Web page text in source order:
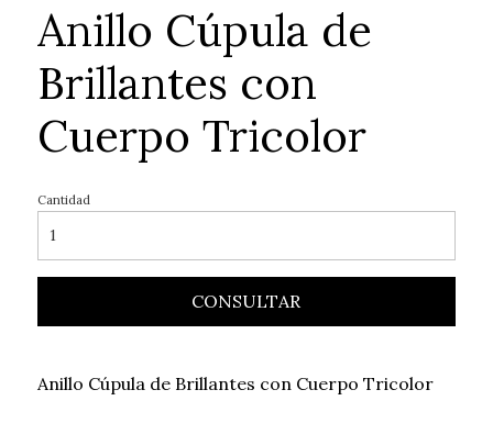
Anillo Cúpula de
Brillantes con
Cuerpo Tricolor
Cantidad
CONSULTAR
Anillo Cúpula de Brillantes con Cuerpo Tricolor